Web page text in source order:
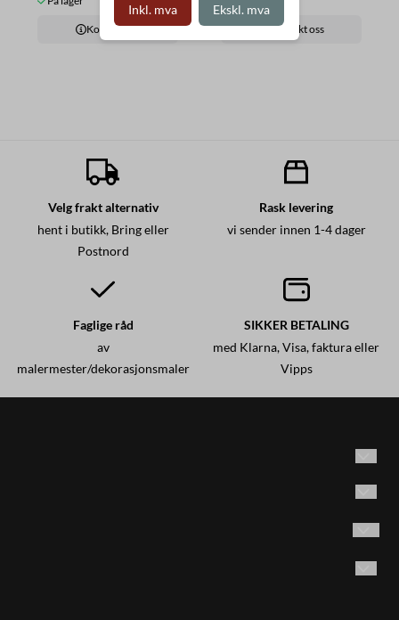
Kontakt oss Kontakt oss
Velg frakt alternativ
hent i butikk, Bring eller
Postnord
Rask levering
vi sender innen 1-4 dager
Faglige råd
av
malermester/dekorasjonsmaler
SIKKER BETALING
med Klarna, Visa, faktura eller
Vipps
Inkl. mva Ekskl. mva